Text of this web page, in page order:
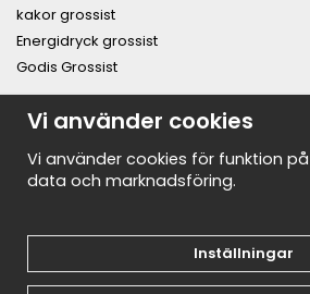
kakor grossist
Energidryck grossist
Godis Grossist
PRENUMERERA PÅ NYHETSBREVET FÖR VÅRA
ERBJUDANDEN OCH NYHETER!
E-
postadress
Vi använder cookies
Vi använder cookies för funktion
data och marknadsföring.
Inställningar